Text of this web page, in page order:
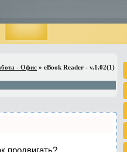
- Офис » eBook Reader - v.1.02(1)
продвигать?